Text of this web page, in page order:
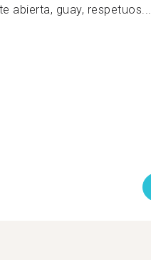
abierta, guay, respetuos...